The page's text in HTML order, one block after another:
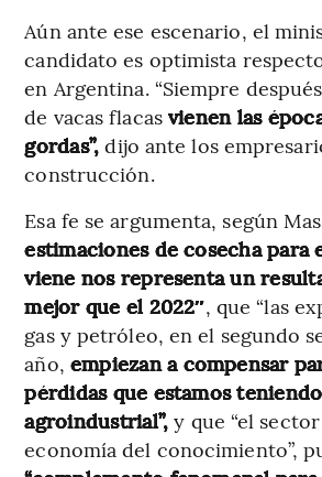
Aún ante ese escenario, el
candidato es optimista
en Argentina. “Siempre
de vacas flacas vienen las
gordas”, dijo ante los
construcción.
Esa fe se argumenta, según
estimaciones de cosecha para
viene nos representa un
mejor que el 2022″, que “las
gas y petróleo, en el segundo
año, empiezan a compensar
pérdidas que estamos
agroindustrial”, y que “el
economía del conocimiento”,